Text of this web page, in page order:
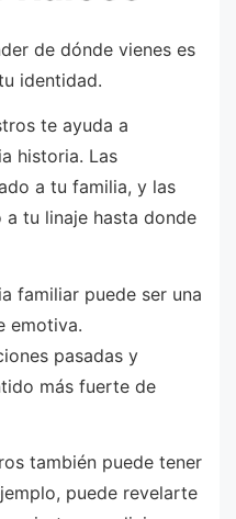
de dónde vienes es
identidad.
te ayuda a
historia. Las
a tu familia, y las
a tu linaje hasta donde
familiar puede ser una
emotiva.
pasadas y
más fuerte de
también puede tener
puede revelarte